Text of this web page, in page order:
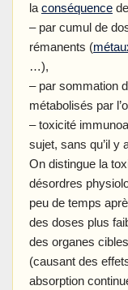
la conséquence
– par cumul de
rémanents (
…),
– par sommation
métabolisés par
– toxicité
sujet, sans qu’il y
On distingue la
désordres
peu de temps
des doses plus
des organes
(causant des
absorption